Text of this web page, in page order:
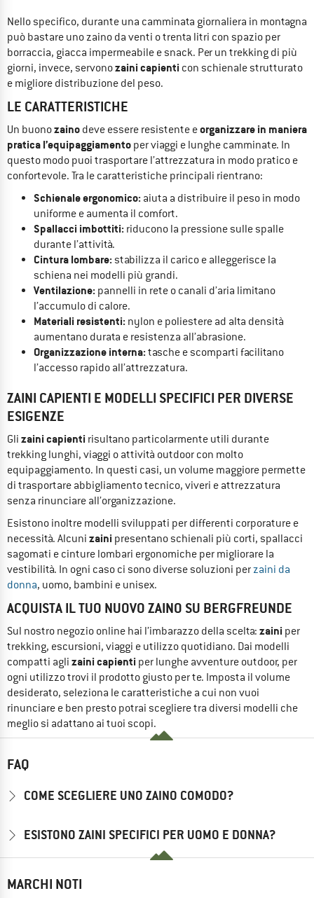
Nello specifico, durante una camminata giornaliera in montagna
può bastare uno zaino da venti o trenta litri con spazio per
borraccia, giacca impermeabile e snack. Per un trekking di più
giorni, invece, servonozaini capienti con schienale strutturato
e migliore distribuzione del peso.
LE CARATTERISTICHE
Un buonozaino deve essere resistente eorganizzare in maniera
pratica l’equipaggiamento per viaggi e lunghe camminate. In
questo modo puoi trasportare l’attrezzatura in modo pratico e
confortevole. Tra le caratteristiche principali rientrano:
Schienale ergonomico:aiuta a distribuire il peso in modo
uniforme e aumenta il comfort.
Spallacci imbottiti:riducono la pressione sulle spalle
durante l’attività.
Cintura lombare:stabilizza il carico e alleggerisce la
schiena nei modelli più grandi.
Ventilazione:pannelli in rete o canali d’aria limitano
l’accumulo di calore.
Materiali resistenti:nylon e poliestere ad alta densità
aumentano durata e resistenza all’abrasione.
Organizzazione interna:tasche e scomparti facilitano
l’accesso rapido all’attrezzatura.
ZAINI CAPIENTI E MODELLI SPECIFICI PER DIVERSE
ESIGENZE
Gli zaini capienti risultano particolarmente utili durante
trekking lunghi, viaggi o attività outdoor con molto
equipaggiamento. In questi casi, un volume maggiore permette
di trasportare abbigliamento tecnico, viveri e attrezzatura
senza rinunciare all’organizzazione.
Esistono inoltre modelli sviluppati per differenti corporature e
necessità. Alcuni zaini presentano schienali più corti, spallacci
sagomati e cinture lombari ergonomiche per migliorare la
vestibilità. In ogni caso ci sono diverse soluzioni perzaini da
donna, uomo, bambini e unisex.
ACQUISTA IL TUO NUOVO ZAINO SU BERGFREUNDE
Sul nostro negozio online hai l’imbarazzo della scelta: zaini per
trekking, escursioni, viaggi e utilizzo quotidiano. Dai modelli
compatti agli zaini capienti per lunghe avventure outdoor, per
ogni utilizzo trovi il prodotto giusto per te. Imposta il volume
desiderato, seleziona le caratteristiche a cui non vuoi
rinunciare e ben presto potrai scegliere tra diversi modelli che
meglio si adattano ai tuoi scopi.
FAQ
COME SCEGLIERE UNO ZAINO COMODO?
ESISTONO ZAINI SPECIFICI PER UOMO E DONNA?
MARCHI NOTI